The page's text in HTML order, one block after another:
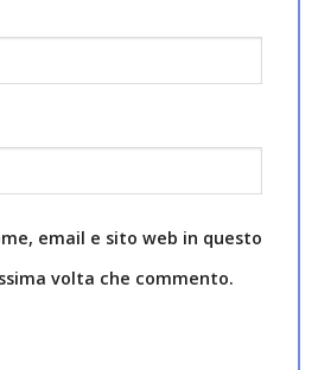
email e sito web in questo
volta che commento.